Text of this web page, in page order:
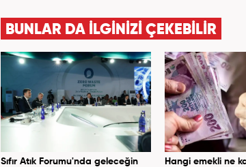
BUNLAR DA İLGİNİZİ ÇEKEBİLİR
Sıfır Atık Forumu'nda geleceğin
Hangi emekli ne